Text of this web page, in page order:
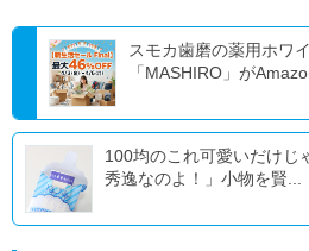
スモカ歯磨の薬用ホワ
「MASHIRO」が
100均のこれ可愛いだけじ
秀逸なのよ！」小物を賢...